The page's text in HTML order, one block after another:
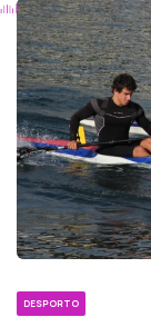
DESPORTO